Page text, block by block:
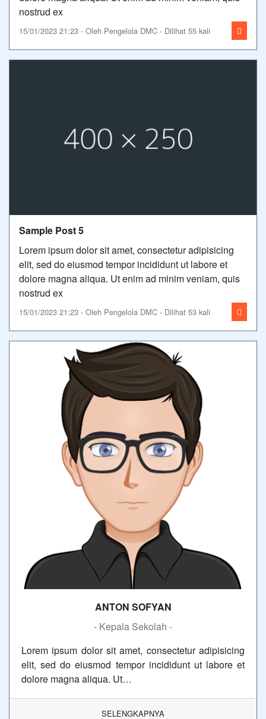
nostrud ex
15/01/2023 21:23 - Oleh Pengelola DMC - Dilihat 55 kali
Sample Post 5
Lorem ipsum dolor sit amet, consectetur adipisicing
elit, sed do eiusmod tempor incididunt ut labore et
dolore magna aliqua. Ut enim ad minim veniam, quis
nostrud ex
15/01/2023 21:23 - Oleh Pengelola DMC - Dilihat 53 kali
ANTON SOFYAN
- Kepala Sekolah -
Lorem ipsum dolor sit amet, consectetur adipisicing
elit, sed do eiusmod tempor incididunt ut labore et
dolore magna aliqua. Ut…
SELENGKAPNYA